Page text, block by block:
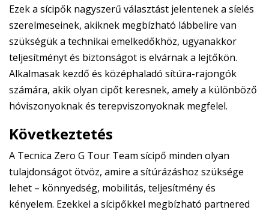
Ezek a sícipők nagyszerű választást jelentenek a síelés
szerelmeseinek, akiknek megbízható lábbelire van
szükségük a technikai emelkedőkhöz, ugyanakkor
teljesítményt és biztonságot is elvárnak a lejtőkön.
Alkalmasak kezdő és középhaladó sítúra-rajongók
számára, akik olyan cipőt keresnek, amely a különböző
hóviszonyoknak és terepviszonyoknak megfelel.
Következtetés
A Tecnica Zero G Tour Team sícipő minden olyan
tulajdonságot ötvöz, amire a sítúrázáshoz szüksége
lehet – könnyedség, mobilitás, teljesítmény és
kényelem. Ezekkel a sícipőkkel megbízható partnered